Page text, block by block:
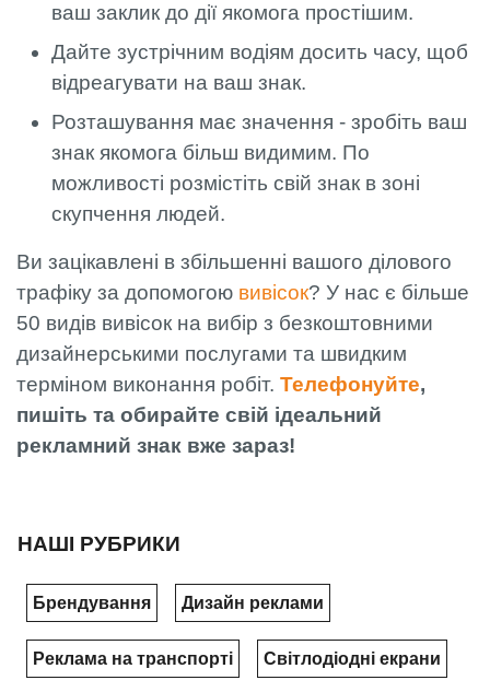
ваш заклик до дії якомога простішим.
Дайте зустрічним водіям досить часу, щоб
відреагувати на ваш знак.
Розташування має значення - зробіть ваш
знак якомога більш видимим. По
можливості розмістіть свій знак в зоні
скупчення людей.
Ви зацікавлені в збільшенні вашого ділового
трафіку за допомогою вивісок? У нас є більше
50 видів вивісок на вибір з безкоштовними
дизайнерськими послугами та швидким
терміном виконання робіт. Телефонуйте,
пишіть та обирайте свій ідеальний
рекламний знак вже зараз!
НАШІ РУБРИКИ
Брендування Дизайн реклами
Реклама на транспорті Світлодіодні екрани